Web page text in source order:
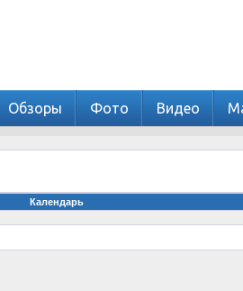
Обзоры Фото Видео
Календарь